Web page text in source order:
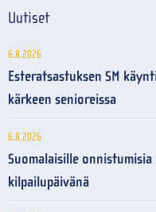
Uutiset
6.8.2026
Esteratsastuksen SM
kärkeen senioreissa
6.8.2026
Suomalaisille
kilpailupäivänä